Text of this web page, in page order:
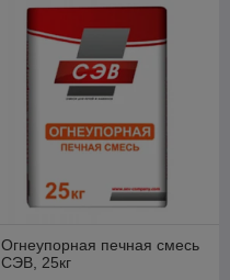
Огнеупорная печная смесь
СЭВ, 25кг